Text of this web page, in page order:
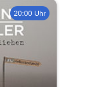
20:00 Uhr